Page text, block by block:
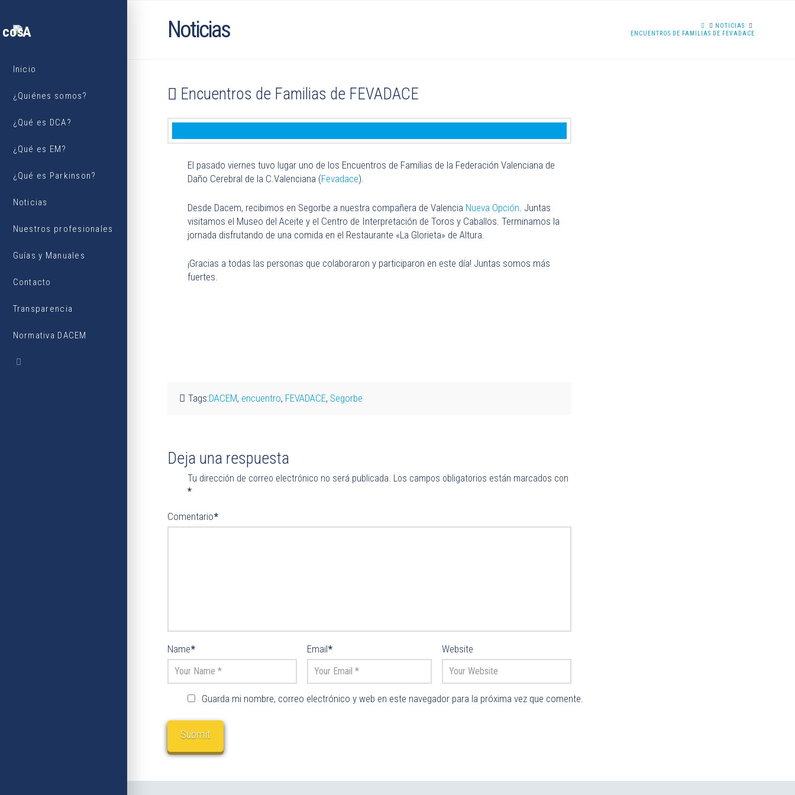
Inicio
¿Quiénes somos?
¿Qué es DCA?
¿Qué es EM?
¿Qué es Parkinson?
Noticias
Nuestros profesionales
Guías y Manuales
Contacto
Transparencia
Normativa DACEM
Noticias HOMENOTICIAS
ENCUENTROS DE FAMILIAS DE FEVADACE
Encuentros de Familias de FEVADACE
El pasado viernes tuvo lugar uno de los Encuentros de Familias de la Federación Valenciana de
Daño Cerebral de la C.Valenciana (Fevadace).
Desde Dacem, recibimos en Segorbe a nuestra compañera de Valencia Nueva Opción . Juntas
visitamos el Museo del Aceite y el Centro de Interpretación de Toros y Caballos. Terminamos la
jornada disfrutando de una comida en el Restaurante «La Glorieta» de Altura.
¡Gracias a todas las personas que colaboraron y participaron en este día! Juntas somos más
fuertes.
Tags:DACEM, encuentro, FEVADACE, Segorbe
Deja una respuesta
Tu dirección de correo electrónico no será publicada. Los campos obligatorios están marcados con
*
Comentario*
Name* Email* Website
Guarda mi nombre, correo electrónico y web en este navegador para la próxima vez que comente.